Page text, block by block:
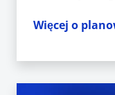
Więcej o